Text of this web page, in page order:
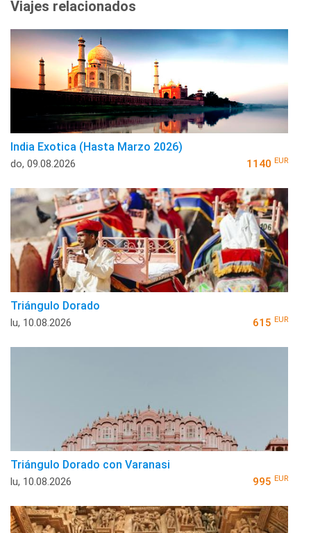
Viajes relacionados
India Exotica (Hasta Marzo 2026)
do, 09.08.2026 1140 EUR
Triángulo Dorado
lu, 10.08.2026 615 EUR
Triángulo Dorado con Varanasi
lu, 10.08.2026 995 EUR